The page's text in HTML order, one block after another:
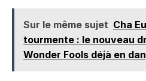
Sur le même sujet Cha
tourmente : le nouveau
Wonder Fools déjà en